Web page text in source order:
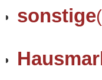
sonstige